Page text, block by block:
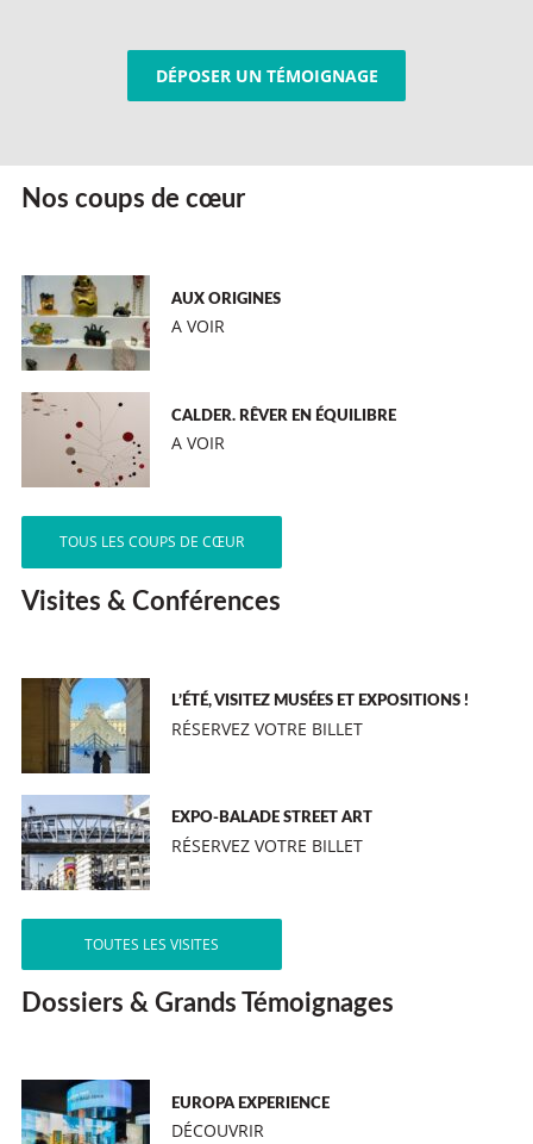
DÉPOSER UN TÉMOIGNAGE
Nos coups de cœur
AUX ORIGINES
A VOIR
CALDER. RÊVER EN ÉQUILIBRE
A VOIR
TOUS LES COUPS DE CŒUR
Visites & Conférences
L’ÉTÉ, VISITEZ MUSÉES ET EXPOSITIONS !
RÉSERVEZ VOTRE BILLET
EXPO-BALADE STREET ART
RÉSERVEZ VOTRE BILLET
TOUTES LES VISITES
Dossiers & Grands Témoignages
EUROPA EXPERIENCE
DÉCOUVRIR